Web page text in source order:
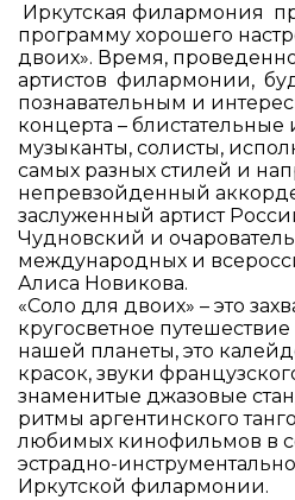
Иркутская филармония
программу хорошего
двоих». Время,
артистов филармонии,
познавательным и
концерта – блистательные
музыканты, солисты,
самых разных стилей и
непревзойденный
заслуженный артист
Чудновский и
международных и
Алиса Новикова.
«Соло для двоих» – это
кругосветное
нашей планеты, это
красок, звуки
знаменитые джазовые
ритмы аргентинского
любимых кинофильмов в
эстрадно-
Иркутской филармонии.